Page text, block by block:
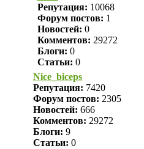
Репутация: 10068
Форум постов: 1
Новостей: 0
Комментов: 29272
Блоги: 0
Статьи: 0
Nice_biceps
Репутация: 7420
Форум постов: 2305
Новостей: 666
Комментов: 29272
Блоги: 9
Статьи: 0